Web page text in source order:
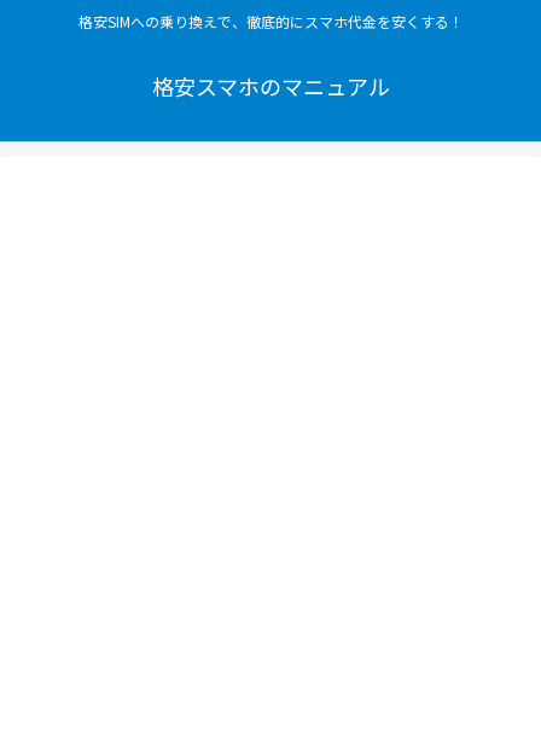
格安SIMへの乗り換えで、徹底的にスマホ代金を安くする！
格安スマホのマニュアル